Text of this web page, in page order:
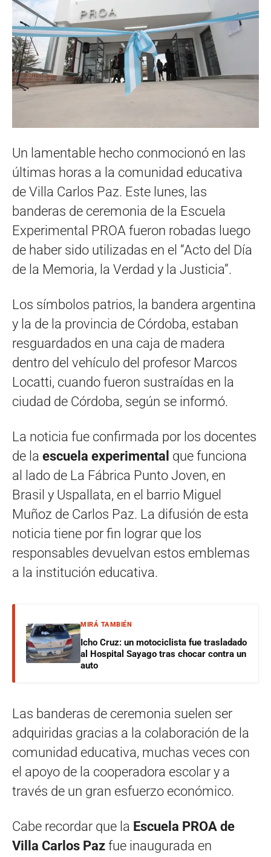
Un lamentable hecho conmocionó en las
últimas horas a la comunidad educativa
de Villa Carlos Paz. Este lunes, las
banderas de ceremonia de la Escuela
Experimental PROA fueron robadas luego
de haber sido utilizadas en el “Acto del Día
de la Memoria, la Verdad y la Justicia”.
Los símbolos patrios, la bandera argentina
y la de la provincia de Córdoba, estaban
resguardados en una caja de madera
dentro del vehículo del profesor Marcos
Locatti, cuando fueron sustraídas en la
ciudad de Córdoba, según se informó.
La noticia fue confirmada por los docentes
de la escuela experimental que funciona
al lado de La Fábrica Punto Joven, en
Brasil y Uspallata, en el barrio Miguel
Muñoz de Carlos Paz. La difusión de esta
noticia tiene por fin lograr que los
responsables devuelvan estos emblemas
a la institución educativa.
MIRÁ TAMBIÉN
Icho Cruz: un motociclista fue trasladado
al Hospital Sayago tras chocar contra un
auto
Las banderas de ceremonia suelen ser
adquiridas gracias a la colaboración de la
comunidad educativa, muchas veces con
el apoyo de la cooperadora escolar y a
través de un gran esfuerzo económico.
Cabe recordar que la Escuela PROA de
Villa Carlos Paz fue inaugurada en